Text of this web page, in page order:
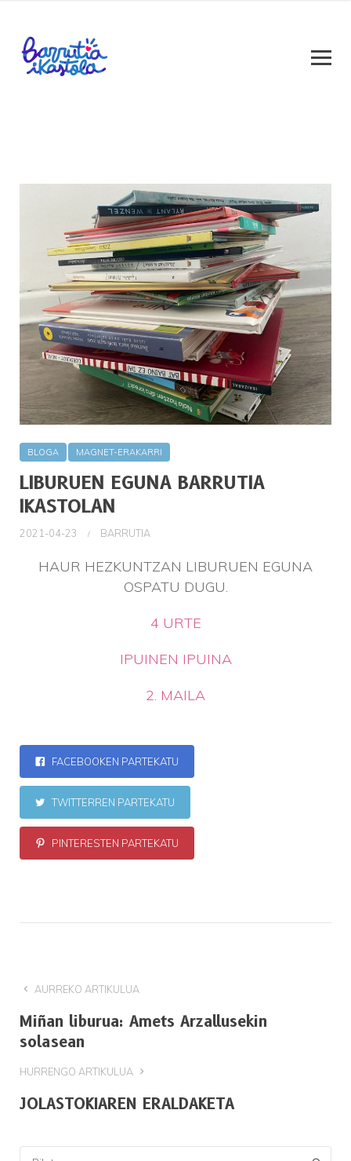
BLOGA MAGNET-ERAKARRI
LIBURUEN EGUNA BARRUTIA
IKASTOLAN
2021-04-23 BARRUTIA
HAUR HEZKUNTZAN LIBURUEN EGUNA
OSPATU DUGU.
4 URTE
IPUINEN IPUINA
2. MAILA
FACEBOOKEN PARTEKATU
TWITTERREN PARTEKATU
PINTERESTEN PARTEKATU
AURREKO ARTIKULUA
Miñan liburua: Amets Arzallusekin
solasean
HURRENGO ARTIKULUA
JOLASTOKIAREN ERALDAKETA